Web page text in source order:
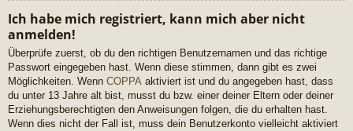
Ich habe mich registriert, kann mich aber nicht
anmelden!
Überprüfe zuerst, ob du den richtigen Benutzernamen und das richtige
Passwort eingegeben hast. Wenn diese stimmen, dann gibt es zwei
Möglichkeiten. Wenn COPPA aktiviert ist und du angegeben hast, dass
du unter 13 Jahre alt bist, musst du bzw. einer deiner Eltern oder deiner
Erziehungsberechtigten den Anweisungen folgen, die du erhalten hast.
Wenn dies nicht der Fall ist, muss dein Benutzerkonto vielleicht aktiviert